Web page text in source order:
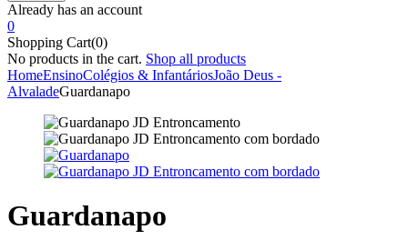
Already has an account
0
Shopping Cart(0)
No products in the cart. Shop all products
HomeEnsinoColégios & InfantáriosJoão Deus -
AlvaladeGuardanapo
Guardanapo